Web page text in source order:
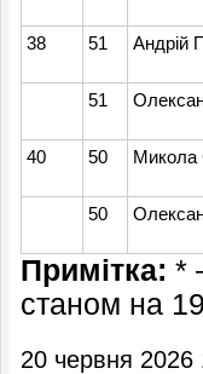
38 51
51
40 50
50
Примітка: *
станом на
20 червня 2026